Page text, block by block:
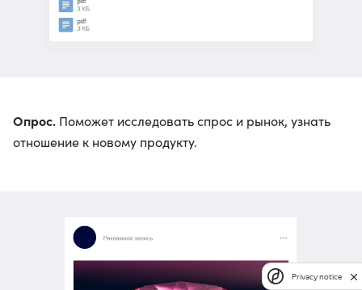
Опрос. Поможет исследовать спрос и рынок, узнать
отношение к новому продукту.
Privacy notice